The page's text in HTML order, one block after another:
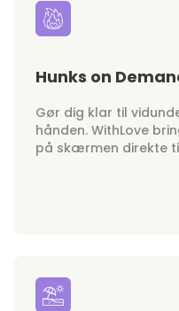
Hunks on
Gør dig klar til
hånden. WithLove
på skærmen direkte